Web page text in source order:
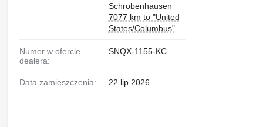
Schrobenhausen
7077 km to "United
States/Columbus"
Numer w ofercie
dealera:
SNQX-1155-KC
Data zamieszczenia: 22 lip 2026